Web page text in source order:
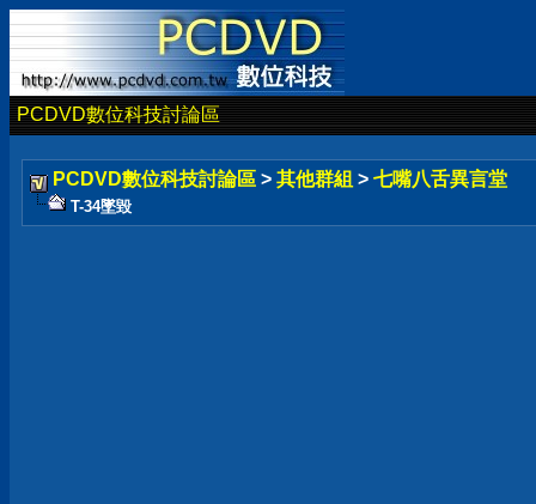
PCDVD數位科技討論區
PCDVD數位科技討論區 > 其他群組 > 七嘴八舌異言堂
T-34墜毀